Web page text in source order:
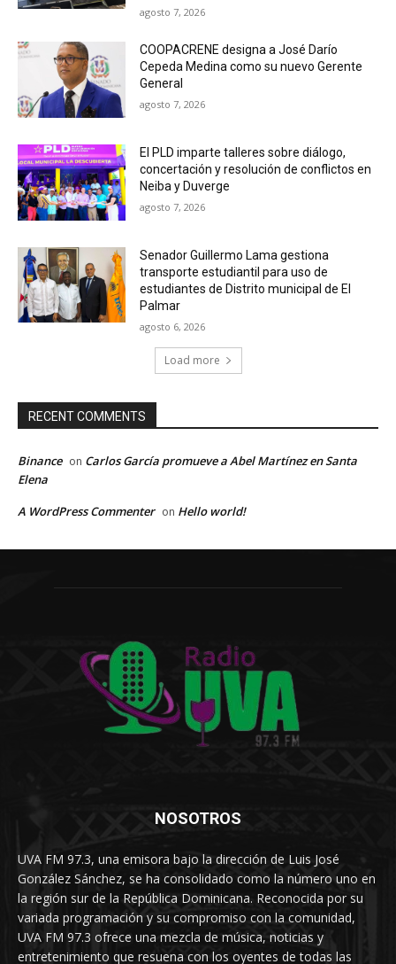
agosto 7, 2026
COOPACRENE designa a José Darío
Cepeda Medina como su nuevo Gerente
General
agosto 7, 2026
El PLD imparte talleres sobre diálogo,
concertación y resolución de conflictos en
Neiba y Duverge
agosto 7, 2026
Senador Guillermo Lama gestiona
transporte estudiantil para uso de
estudiantes de Distrito municipal de El
Palmar
agosto 6, 2026
Load more
RECENT COMMENTS
Binance on Carlos García promueve a Abel Martínez en Santa
Elena
A WordPress Commenter on Hello world!
NOSOTROS
UVA FM 97.3, una emisora bajo la dirección de Luis José
González Sánchez, se ha consolidado como la número uno en
la región sur de la República Dominicana. Reconocida por su
variada programación y su compromiso con la comunidad,
UVA FM 97.3 ofrece una mezcla de música, noticias y
entretenimiento que resuena con los oyentes de todas las